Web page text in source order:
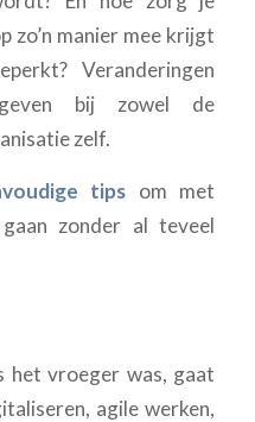
zo’n manier mee krijgt
Veranderingen
bij zowel de
zelf.
tips om met
zonder al teveel
het vroeger was, gaat
agile werken,